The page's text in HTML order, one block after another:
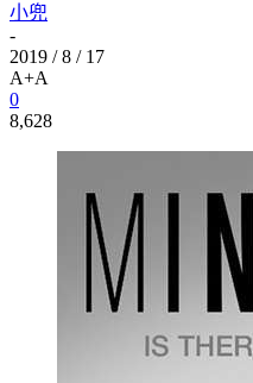
小兜
-
2019 / 8 / 17
A+A
0
8,628